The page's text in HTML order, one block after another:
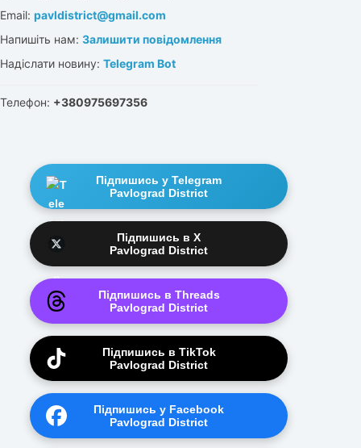
Email: pavldistrict@gmail.com
Напишіть нам: Залишити повідомлення
Надіслати новину: Telegram Bot
Телефон: +380975697356
Підпишись у Telegram
Pavlograd District
Підпишись в X
Pavlograd District
Підпишись в Threads
Pavlograd District
Підпишись в TikTok
Pavlograd District
Підпишись у Facebook
Pavlograd District